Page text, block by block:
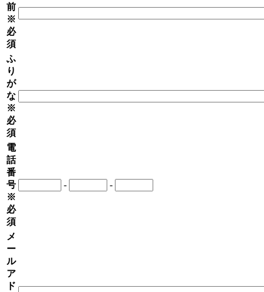
前
※
必
須
ふ
り
が
な
※
必
須
電
話
番
号
※
必
須
- -
メ
ー
ル
ア
ド